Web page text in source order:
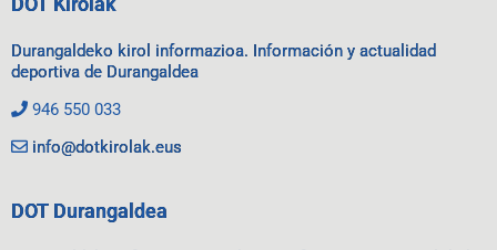
Durangaldeko kirol informazioa. Información y actualidad
deportiva de Durangaldea
946 550 033
info@dotkirolak.eus
DOT Durangaldea